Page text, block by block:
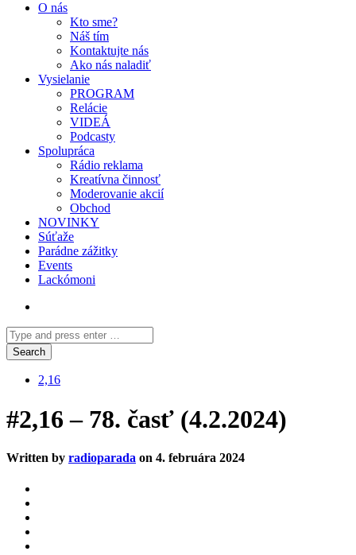
O nás
Kto sme?
Náš tím
Kontaktujte nás
Ako nás naladiť
Vysielanie
PROGRAM
Relácie
VIDEÁ
Podcasty
Spolupráca
Rádio reklama
Kreatívna činnosť
Moderovanie akcií
Obchod
NOVINKY
Súťaže
Parádne zážitky
Events
Lackómoni
2,16
#2,16 – 78. časť (4.2.2024)
Written by radioparada on 4. februára 2024